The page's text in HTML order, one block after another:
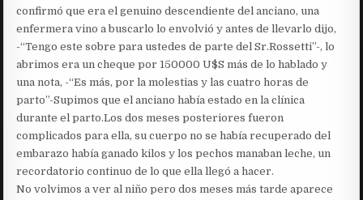
confirmó que era el genuino descendiente del anciano, una
enfermera vino a buscarlo lo envolvió y antes de llevarlo dijo,
-“Tengo este sobre para ustedes de parte del Sr.Rossetti”-, lo
abrimos era un cheque por 150000 U$S más de lo hablado y
una nota, -“Es más, por la molestias y las cuatro horas de
parto”-Supimos que el anciano había estado en la clínica
durante el parto.Los dos meses posteriores fueron
complicados para ella, su cuerpo no se había recuperado del
embarazo había ganado kilos y los pechos manaban leche, un
recordatorio continuo de lo que ella llegó a hacer.
No volvimos a ver al niño pero dos meses más tarde aparece